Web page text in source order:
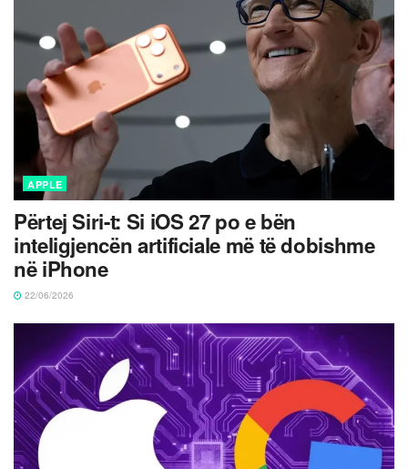
APPLE
Përtej Siri-t: Si iOS 27 po e bën
inteligjencën artificiale më të dobishme
në iPhone
22/06/2026